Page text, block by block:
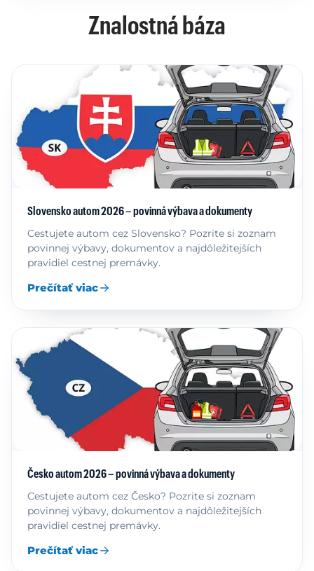
Znalostná báza
Slovensko autom 2026 – povinná výbava a dokumenty
Cestujete autom cez Slovensko? Pozrite si zoznam
povinnej výbavy, dokumentov a najdôležitejších
pravidiel cestnej premávky.
Prečítať viac
Česko autom 2026 – povinná výbava a dokumenty
Cestujete autom cez Česko? Pozrite si zoznam
povinnej výbavy, dokumentov a najdôležitejších
pravidiel cestnej premávky.
Prečítať viac